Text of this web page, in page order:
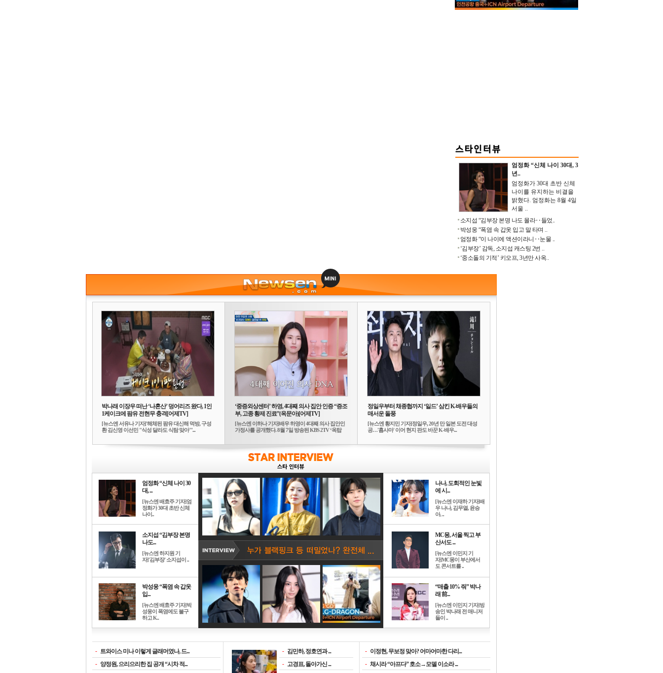
엄정화 “신체 나이 30대, 3
년..
엄정화가 30대 초반 신체
나이를 유지하는 비결을
밝혔다. 엄정화는 8월 4일
서울 ..
소지섭 “김부장 본명 나도 몰라‥들었..
박성웅 “폭염 속 갑옷 입고 말 타며 ..
엄정화 “이 나이에 액션이라니‥눈물 ..
‘김부장’ 감독, 소지섭 캐스팅 2번 ..
‘중소돌의 기적’ 키오프, 3년만 사옥..
박나래 이장우 떠난 ‘나혼산’ 덩어리즈 왔다, 1인
1케이크에 팜유 전현무 충격[어제TV]
[뉴스엔 서유나 기자]'해체된 팜유 대신해 먹방, 구성
환 김신영 이선민 "식성 달라도 식탐 맞아"'...
‘중증외상센터’ 하영, 4대째 의사 집안 인증 “증조
부, 고종 황제 진료”(옥문아)[어제TV]
[뉴스엔 이하나 기자]배우 하영이 4대째 의사 집안인
가정사를 공개했다. 8월 7일 방송된 KBS 2TV ‘옥탑
정일우부터 채종협까지 ‘일드’ 삼킨 K-배우들의
매서운 돌풍
[뉴스엔 황지민 기자]정일우, 20년 만 일본 도전 대성
공…'횹사마' 이어 현지 판도 바꾼 K-배우...
엄정화 “신체 나이 30
대, ...
[뉴스엔 배효주 기자]엄
정화가 30대 초반 신체
나이..
소지섭 “김부장 본명
나도...
[뉴스엔 하지원 기
자]'김부장' 소지섭이 ..
박성웅 “폭염 속 갑옷
입...
[뉴스엔 배효주 기자]박
성웅이 폭염에도 불구
하고 K..
나나, 도회적인 눈빛
에 시...
[뉴스엔 이재하 기자]배
우 나나, 김무열, 윤승
아, ..
MC몽, 서울 찍고 부
산서도 ...
[뉴스엔 이민지 기
자]MC몽이 부산에서
도 콘서트를 ..
“매출 10% 줘” 박나
래 前...
[뉴스엔 이민지 기자]방
송인 박나래 전 매니저
들이 ..
- 트와이스 미나 이렇게 글래머였나, 드...
- 양정원, 으리으리한 집 공개 “시차 적...
- 김민하, 정호연과 ...
- 고경표, 돌아가신 ...
- 이정현, 무보정 맞아? 어마어마한 다리...
- 채시라 “아프다” 호소→모델 이소라 ...